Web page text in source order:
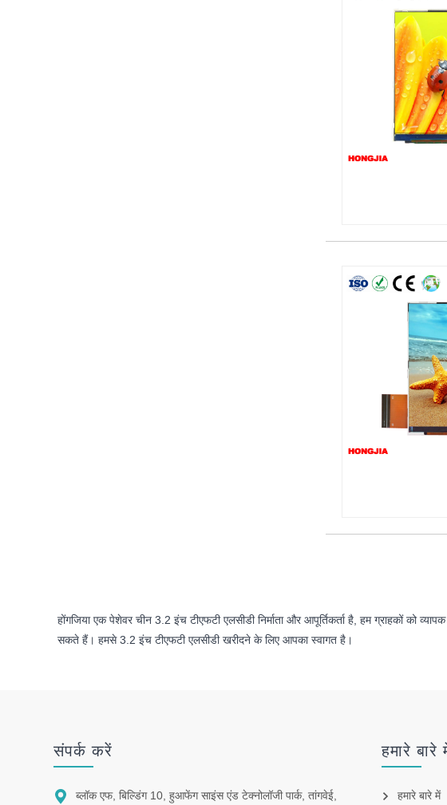
होंगजिया एक पेशेवर चीन 3.2 इंच टीएफटी एलसीडी निर्माता और आपूर्तिकर्ता है, हम ग्राहकों को
सकते हैं। हमसे 3.2 इंच टीएफटी एलसीडी खरीदने के लिए आपका स्वागत है।
संपर्क करें

ब्लॉक एफ, बिल्डिंग 10, हुआफेंग साइंस एंड टेक्नोलॉजी पार्क, तांगवेई,
हमारे बारे
हमारे बारे में